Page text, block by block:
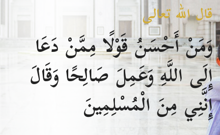
قال الله تعالى
وَمَنْ أَحْسَنُ قَوْلًا مِمَّنْ دَعَا
إِلَى اللَّهِ وَعَمِلَ صَالِحًا وَقَالَ
إِنَّنِي مِنَ الْمُسْلِمِينَ